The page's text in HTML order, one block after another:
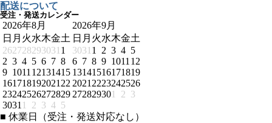
配送について
受注・発送カレンダー
2026年8月
日 月 火水木金土
2627282930311
2 3 4 5 6 7 8
9 101112131415
16171819202122
23242526272829
30311 2 3 4 5
2026年9月
日 月 火水木金土
30311 2 3 4 5
6 7 8 9 101112
13141516171819
20212223242526
272829301 2 3
■ 休業日（受注・発送対応なし）